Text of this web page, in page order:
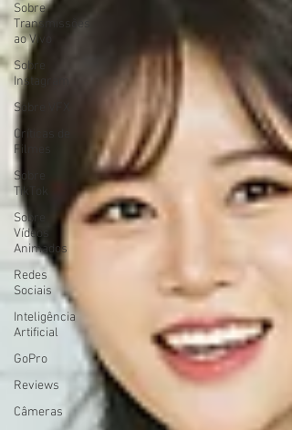
Sobre
Transmissões
ao Vivo
Sobre
Instagram
Sobre VFX
Críticas de
Filmes
Sobre
TikTok
Sobre
Vídeos
Animados
Redes
Sociais
Inteligência
Artificial
GoPro
Reviews
Câmeras